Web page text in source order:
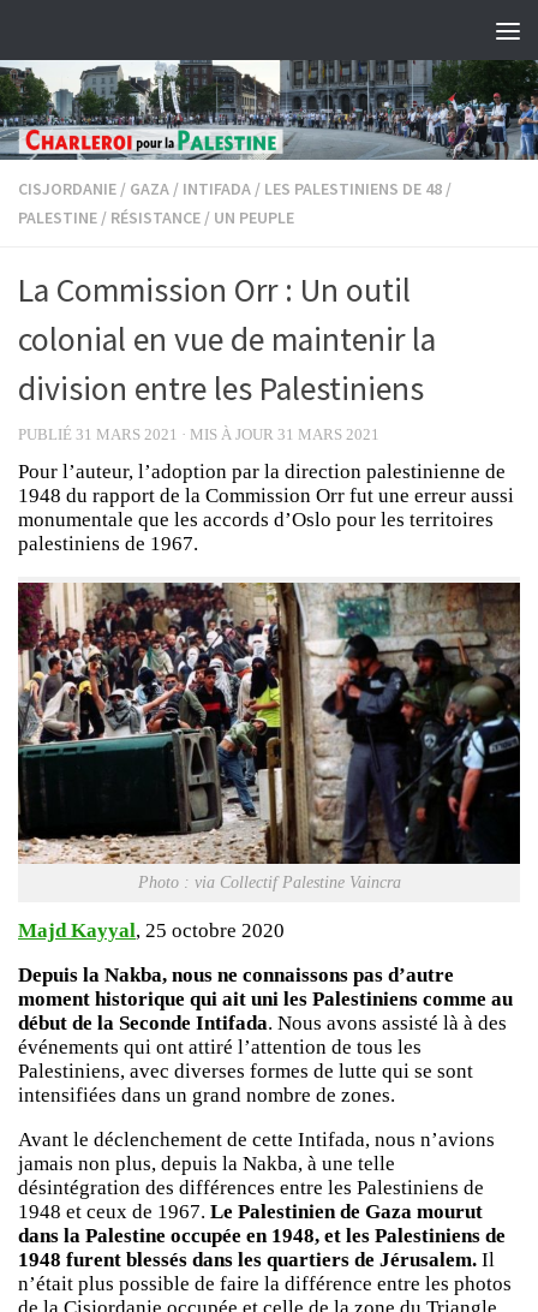
CISJORDANIE / GAZA / INTIFADA / LES PALESTINIENS DE 48 /
PALESTINE / RÉSISTANCE / UN PEUPLE
La Commission Orr : Un outil
colonial en vue de maintenir la
division entre les Palestiniens
PUBLIÉ 31 MARS 2021 · MIS À JOUR 31 MARS 2021
Pour l’auteur, l’adoption par la direction palestinienne de
1948 du rapport de la Commission Orr fut une erreur aussi
monumentale que les accords d’Oslo pour les territoires
palestiniens de 1967.
Photo : via Collectif Palestine Vaincra
Majd Kayyal, 25 octobre 2020
Depuis la Nakba, nous ne connaissons pas d’autre
moment historique qui ait uni les Palestiniens comme au
début de la Seconde Intifada. Nous avons assisté là à des
événements qui ont attiré l’attention de tous les
Palestiniens, avec diverses formes de lutte qui se sont
intensifiées dans un grand nombre de zones.
Avant le déclenchement de cette Intifada, nous n’avions
jamais non plus, depuis la Nakba, à une telle
désintégration des différences entre les Palestiniens de
1948 et ceux de 1967. Le Palestinien de Gaza mourut
dans la Palestine occupée en 1948, et les Palestiniens de
1948 furent blessés dans les quartiers de Jérusalem. Il
n’était plus possible de faire la différence entre les photos
de la Cisjordanie occupée et celle de la zone du Triangle